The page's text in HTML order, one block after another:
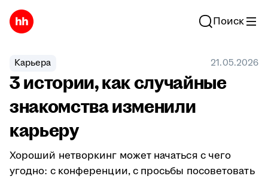
Поиск
Карьера 21.05.2026
3 истории, как случайные
знакомства изменили
карьеру
Хороший нетворкинг может начаться с чего
угодно: с конференции, с просьбы посоветовать